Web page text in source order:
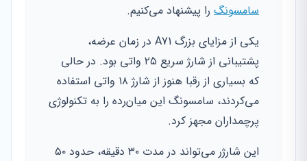
سامسونگ را پیشنهاد می‌کنیم.
یکی از مزایای بزرگ A71 در زمان عرضه،
پشتیبانی از شارژ سریع ۲۵ واتی بود. در حالی
که بسیاری از رقبا هنوز از شارژ ۱۸ واتی استفاده
می‌کردند، سامسونگ این میان‌رده را به تکنولوژی
پرچمداران مجهز کرد.
این شارژر می‌تواند در مدت ۳۰ دقیقه، حدود ۵۰